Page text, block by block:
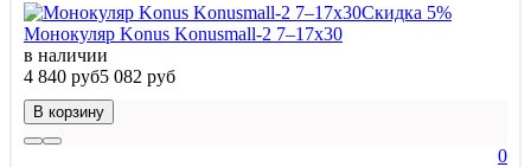
Скидка 5%
Монокуляр Konus Konusmall-2 7–17x30
в наличии
4 840 руб5 082 руб
В корзину
0